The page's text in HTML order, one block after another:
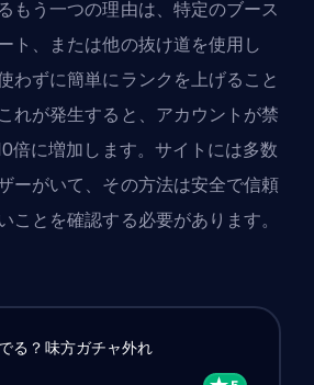
もう一つの理由は、特定のブース
ト、または他の抜け道を使用し
わずに簡単にランクを上げること
れが発生すると、アカウントが禁
倍に増加します。サイトには多数
ーがいて、その方法は安全で信頼
ことを確認する必要があります。
る？味方ガチャ外れ